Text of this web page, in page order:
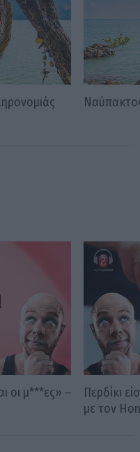
οι μ***ες» –
Περδίκι
με τον